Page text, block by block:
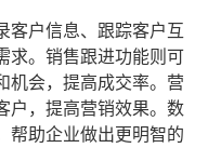
客户信息、跟踪客户互
求。销售跟进功能则可
机会，提高成交率。营
户，提高营销效果。数
帮助企业做出更明智的